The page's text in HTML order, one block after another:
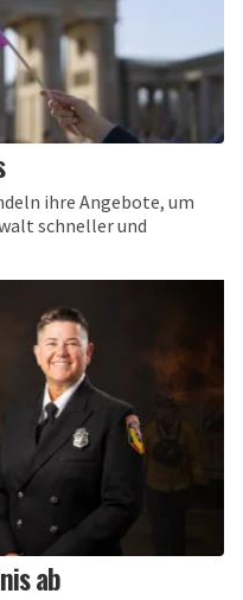
ihre Angebote, um
schneller und
ab